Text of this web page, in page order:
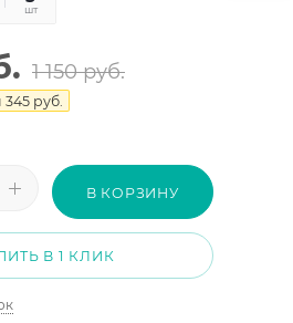
секшт
1 150руб.
345 руб.
В КОРЗИНУ
В 1 КЛИК